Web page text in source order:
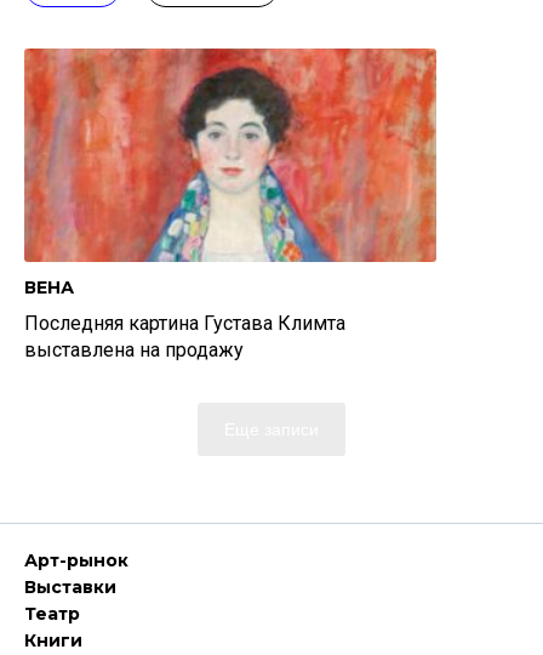
ВЕНА
Последняя картина Густава Климта
выставлена на продажу
Арт-рынок
Выставки
Театр
Книги